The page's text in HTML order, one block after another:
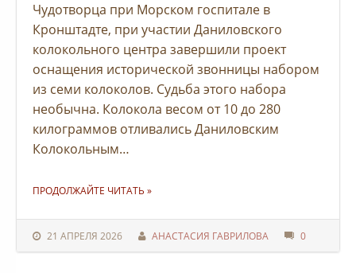
21 АПРЕЛЯ 2026 АНАСТАСИЯ ГАВРИЛОВА 0
Чудотворца при Морском госпитале в
Кронштадте, при участии Даниловского
колокольного центра завершили проект
оснащения исторической звонницы набором
из семи колоколов. Судьба этого набора
необычна. Колокола весом от 10 до 280
килограммов отливались Даниловским
Колокольным…
ПРОДОЛЖАЙТЕ ЧИТАТЬ »